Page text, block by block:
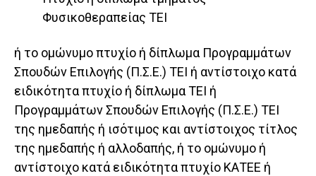
Φυσικοθεραπείας ΤΕΙ
ή το ομώνυμο πτυχίο ή δίπλωμα Προγραμμάτων
Σπουδών Επιλογής (Π.Σ.Ε.) ΤΕΙ ή αντίστοιχο κατά
ειδικότητα πτυχίο ή δίπλωμα ΤΕΙ ή
Προγραμμάτων Σπουδών Επιλογής (Π.Σ.Ε.) ΤΕΙ
της ημεδαπής ή ισότιμος και αντίστοιχος τίτλος
της ημεδαπής ή αλλοδαπής, ή το ομώνυμο ή
αντίστοιχο κατά ειδικότητα πτυχίο ΚΑΤΕΕ ή